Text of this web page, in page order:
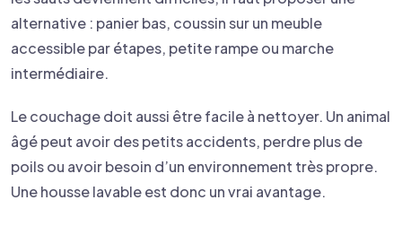
alternative : panier bas, coussin sur un meuble
accessible par étapes, petite rampe ou marche
intermédiaire.
Le couchage doit aussi être facile à nettoyer. Un animal
âgé peut avoir des petits accidents, perdre plus de
poils ou avoir besoin d’un environnement très propre.
Une housse lavable est donc un vrai avantage.